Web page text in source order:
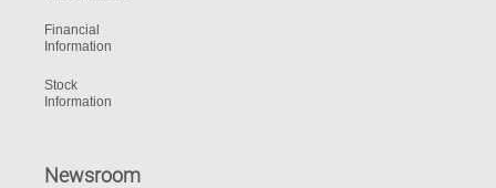
Financial
Information
Stock
Information
Newsroom